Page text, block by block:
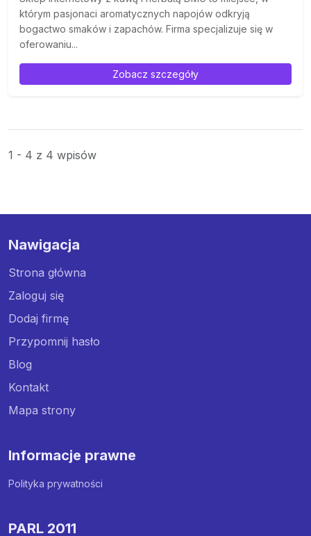
którym pasjonaci aromatycznych napojów odkryją
bogactwo smaków i zapachów. Firma specjalizuje się w
oferowaniu...
Zobacz szczegóły
1 - 4 z 4 wpisów
Nawigacja
Strona główna
Zaloguj się
Dodaj firmę
Przypomnij hasło
Blog
Kontakt
Mapa strony
Informacje prawne
Polityka prywatności
PARL 2011